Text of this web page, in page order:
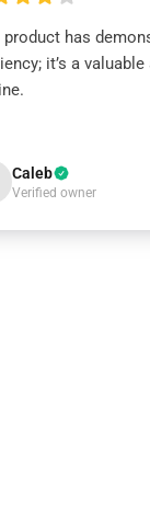
product has
it’s a
Caleb
Verified owner